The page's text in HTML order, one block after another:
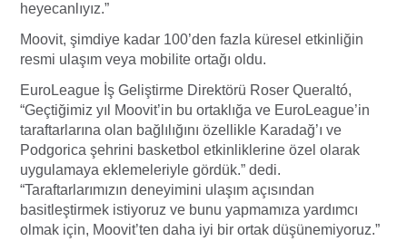
heyecanlıyız.”
Moovit, şimdiye kadar 100’den fazla küresel etkinliğin
resmi ulaşım veya mobilite ortağı oldu.
EuroLeague İş Geliştirme Direktörü Roser Queraltó,
“Geçtiğimiz yıl Moovit’in bu ortaklığa ve EuroLeague’in
taraftarlarına olan bağlılığını özellikle Karadağ’ı ve
Podgorica şehrini basketbol etkinliklerine özel olarak
uygulamaya eklemeleriyle gördük.” dedi.
“Taraftarlarımızın deneyimini ulaşım açısından
basitleştirmek istiyoruz ve bunu yapmamıza yardımcı
olmak için, Moovit’ten daha iyi bir ortak düşünemiyoruz.”